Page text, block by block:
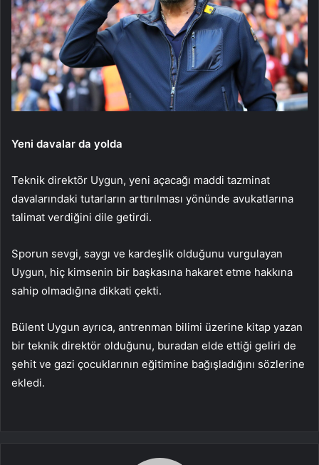
Yeni davalar da yolda
Teknik direktör Uygun, yeni açacağı maddi tazminat
davalarındaki tutarların arttırılması yönünde avukatlarına
talimat verdiğini dile getirdi.
Sporun sevgi, saygı ve kardeşlik olduğunu vurgulayan
Uygun, hiç kimsenin bir başkasına hakaret etme hakkına
sahip olmadığına dikkati çekti.
Bülent Uygun ayrıca, antrenman bilimi üzerine kitap yazan
bir teknik direktör olduğunu, buradan elde ettiği geliri de
şehit ve gazi çocuklarının eğitimine bağışladığını sözlerine
ekledi.